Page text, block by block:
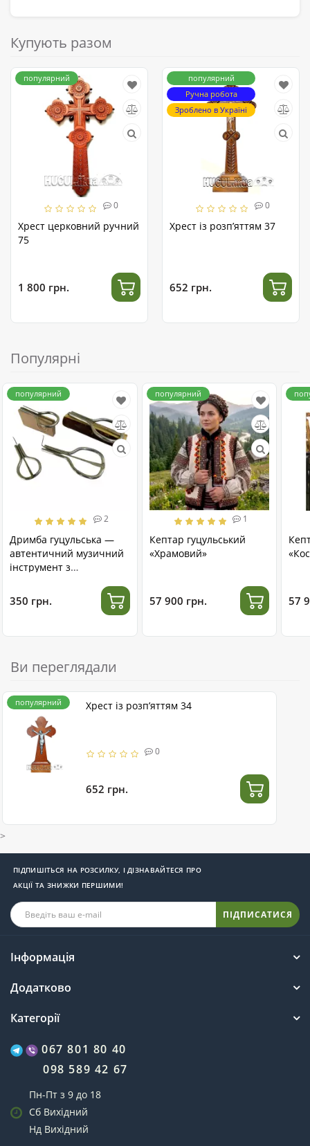
Купують разом
популярний
0
Хрест церковний ручний
75
1 800 грн.
популярний
Ручна робота
Зроблено в Україні
0
Хрест із розп’яттям 37
652 грн.
Популярні
популярний
2
Дримба гуцульська —
автентичний музичний
інструмент з
350 грн.
популярний
1
Кептар гуцульський
«Храмовий»
57 900 грн. 57
Ви переглядали
популярний Хрест із розп’яттям 34
0
652 грн.
>
ПІДПИШІТЬСЯ НА РОЗСИЛКУ, І ДІЗНАВАЙТЕСЯ ПРО
АКЦІЇ ТА ЗНИЖКИ ПЕРШИМИ!
ПІДПИСАТИСЯ
Інформація
Додатково
Категорії
067 801 80 40
098 589 42 67
Пн-Пт з 9 до 18
Сб Вихідний
Нд Вихідний